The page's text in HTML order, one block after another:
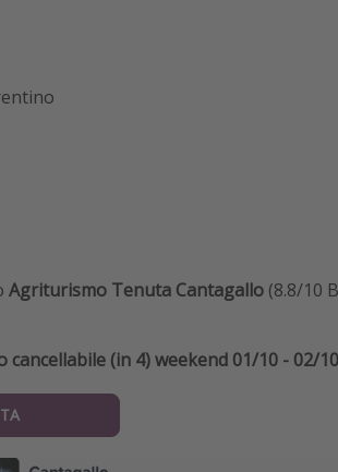
Agriturismo Tenuta Cantagallo (8.8/10
cancellabile (in 4) weekend 01/10 - 02/